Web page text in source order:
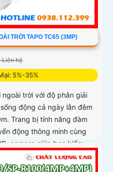
TRỜI TAPO TC65 (3MP)
Liên hệ
5%-35%
ngoài trời với độ phân giải
động cả ngày lẫn đêm
Trang bị tính năng đàm
động thông minh cùng
camera giúp bạn kiểm
nơi với thiết kế chuẩn
bền bỉ